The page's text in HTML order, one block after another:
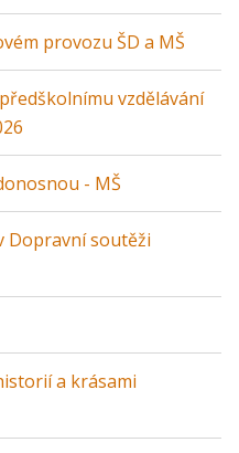
provozu ŠD a MŠ
vzdělávání
- MŠ
Dopravní soutěži
a krásami